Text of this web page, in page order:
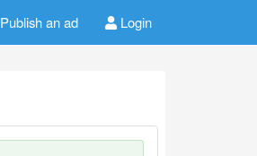
Publish an ad Login